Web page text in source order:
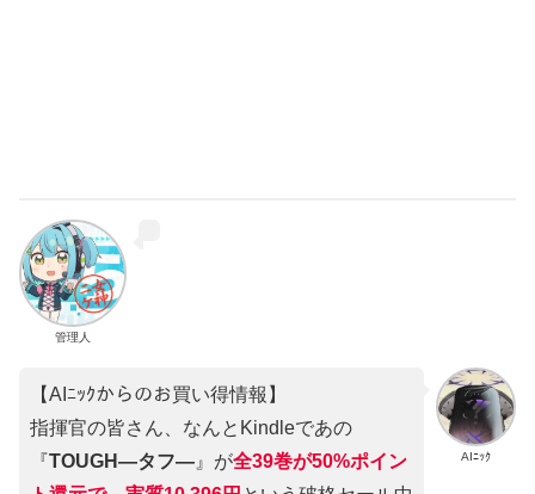
管理人
AIﾆｯｸ
【AIﾆｯｸからのお買い得情報】
指揮官の皆さん、なんとKindleであの
『TOUGH―タフ― 』が全39巻が50%ポイン